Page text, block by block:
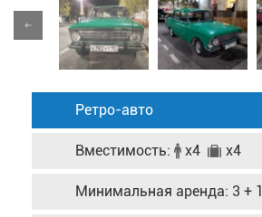
Ретро-авто
Вместимость: x4 x4
Минимальная аренда: 3 + 1